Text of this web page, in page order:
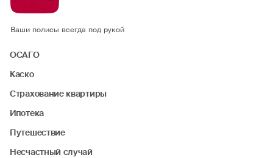
Ваши полисы всегда под рукой
ОСАГО
Каско
Страхование квартиры
Ипотека
Путешествие
Несчастный случай